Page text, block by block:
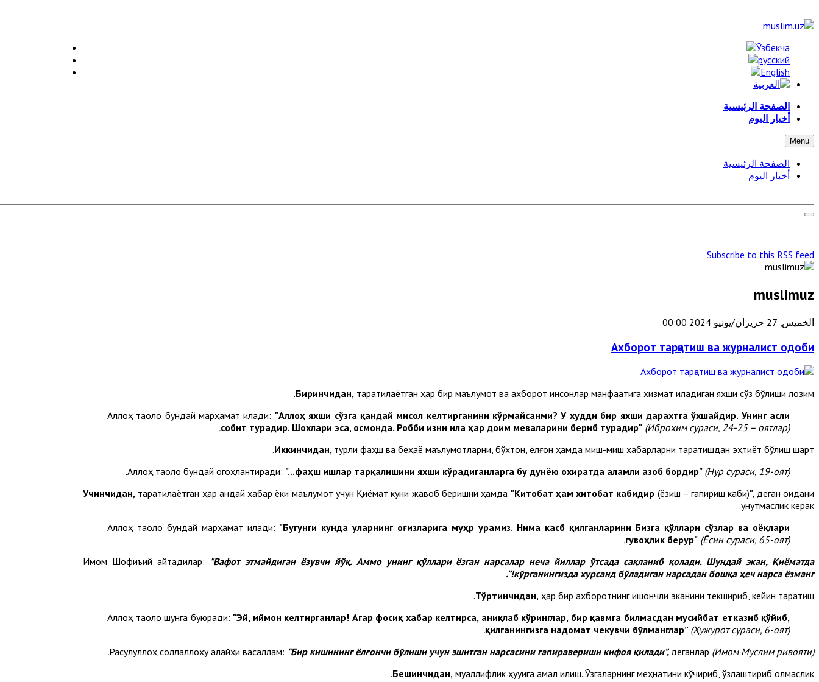
الصفحة الرئيسية
أخبار اليوم
Menu
الصفحة الرئيسية
أخبار اليوم
Subscribe to this RSS feed
muslimuz
الخميس, 27 حزيران/يونيو 2024 00:00
Ахборот тарқатиш ва журналист одоби
Биринчидан, тарқатилаётган ҳар бир маълумот ва ахборот инсонлар манфаатига хизмат қиладиган яхши сўз бўлиши лозим.
Аллоҳ таоло бундай марҳамат қилади: "Аллоҳ яхши сўзга қандай мисол келтирганини кўрмайсанми? У худди бир яхши дарахтга ўхшайдир. Унинг асли
собит турадир. Шохлари эса, осмонда. Робби изни ила ҳар доим меваларини бериб турадир" (Иброҳим сураси, 24-25 – оятлар).
Иккинчидан, турли фаҳш ва беҳаё маълумотларни, бўхтон, ёлғон ҳамда миш-миш хабарларни тарқатишдан эҳтиёт бўлиш шарт.
Аллоҳ таоло бундай огоҳлантиради: "...фаҳш ишлар тарқалишини яхши кўрадиганларга бу дунёю охиратда аламли азоб бордир" (Нур сураси, 19-оят).
Учинчидан, тарқатилаётган ҳар қандай хабар ёки маълумот учун Қиёмат куни жавоб беришни ҳамда "Китобат ҳам хитобат кабидир (ёзиш – гапириш каби)", деган қоидани
унутмаслик керак.
Аллоҳ таоло бундай марҳамат қилади: "Бугунги кунда уларнинг оғизларига муҳр урамиз. Нима касб қилганларини Бизга қўллари сўзлар ва оёқлари
гувоҳлик берур" (Ёсин сураси, 65-оят).
Имом Шофиъий айтадилар: "Вафот этмайдиган ёзувчи йўқ. Аммо унинг қўллари ёзган нарсалар неча йиллар ўтсада сақланиб қолади. Шундай экан, Қиёматда
кўрганингизда хурсанд бўладиган нарсадан бошқа ҳеч нарса ёзманг!”.
Тўртинчидан, ҳар бир ахборотнинг ишончли эканини текшириб, кейин тарқатиш.
Аллоҳ таоло шунга буюради: "Эй, иймон келтирганлар! Агар фосиқ хабар келтирса, аниқлаб кўринглар, бир қавмга билмасдан мусийбат етказиб қўйиб,
қилганингизга надомат чекувчи бўлманглар” (Ҳужурот сураси, 6-оят).
Расулуллоҳ соллаллоҳу алайҳи васаллам: "Бир кишининг ёлғончи бўлиши учун эшитган нарсасини гапиравериши кифоя қилади”,деганлар (Имом Муслим ривояти).
Бешинчидан, муаллифлик ҳуқуқига амал қилиш. Ўзгаларнинг меҳнатини кўчириб, ўзлаштириб олмаслик.